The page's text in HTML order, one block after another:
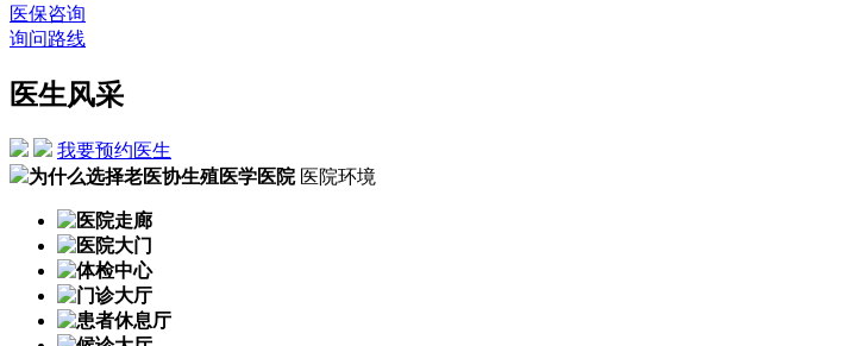
医保咨询
询问路线
医生风采
我要预约医生
为什么选择老医协生殖医学医院 医院环境